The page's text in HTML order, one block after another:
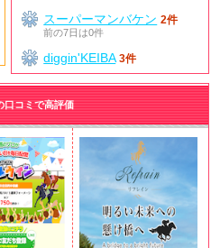
スーパーマンバケン 2件
前の7日は0件
diggin'KEIBA 3件
口コミで高評価